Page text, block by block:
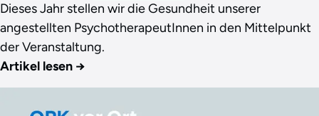
Dieses Jahr stellen wir die Gesundheit unserer
angestellten PsychotherapeutInnen in den Mittelpunkt
der Veranstaltung.
Artikel lesen →